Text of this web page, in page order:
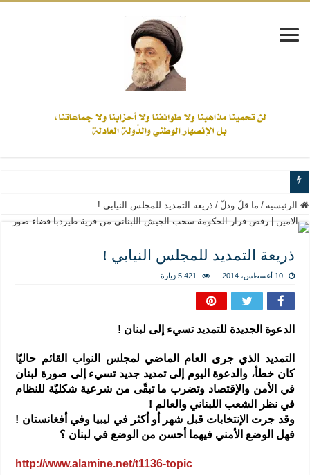
www.alamine.net
مواقف وآراء العلاّمة السيد علي الأمين من الأحداث والقضايا - اضغط للاطلاع
إذا كان التسنن هو الإيمان بسنة رسول الله ( صلى الله عليه وآله) فكلّ
علاقات المذاهب والأديان لا يجوز أن تكون على حساب الأوطان
لن تحمينا مذاهبنا ولا طوائفنا ولا أحزابنا ولا جماعاتنا، بل الإنصهار الوطني والدولة
ليست المنفعة تأتي من إسلامية النّظام كما لا تأتي المضرة من مسيحية النظام
المتهاون بوطنه متهاون بدينه حتماً
نسج العلاقة مع الآخر تكون من خلال منظومة القيم و المبادئ الانسانية التي تجعل
الرئيسية / ما قلّ ودلّ / ذريعة التمديد للمجلس النيابي !
ذريعة التمديد للمجلس النيابي !
10 أغسطس، 2014 5,421 زيارة
الدعوة الجديدة للتمديد تسيء إلى لبنان !
التمديد الذي جرى العام الماضي لمجلس النواب القائم حاليّا
كان خطأ، والدعوة اليوم إلى تمديد جديد تسيء إلى صورة لبنان
في الأمن والإقتصاد وتضرب ما تبقّى من شرعية شكليّة للنظام
في نظر الشعب اللبناني والعالم !
وقد جرت الإنتخابات قبل شهر أو أكثر في ليبيا وفي أفغانستان !
فهل الوضع الأمني فيهما أحسن من الوضع في لبنان ؟
http://www.alamine.net/t1136-topic